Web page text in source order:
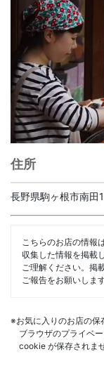
住所
長野県駒ヶ根市南田
こちらのお店の情報
収集した情報を掲載
ご理解ください。掲
ご報告をお願いします
※お気に入りのお店の保
ブラウザのプライベ
cookie が保存されま